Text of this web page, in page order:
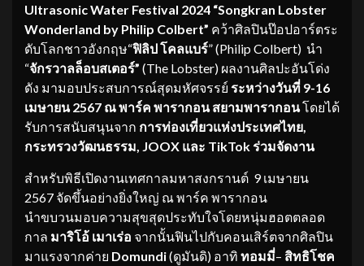
Ultrasonic Water Festival 2024 “Songkran Lobster
Wonderland by Philip Colbert” คว้าศิลปินป๊อปอาร์ตระ
ดับโลกชาวอังกฤษ“ฟิลิป โคลแบร์” (Philip Colbert) นำ
“จักรวาลล็อบสเตอร์” (The Lobster) ผลงานศิลปะอันโด่ง
ดัง มามอบประสบการณ์สุดมหัศจรรย์ ระหว่างวันที่ 9-16
เมษายน 2567 ณ พาร์ค พารากอน สยามพารากอนโดยได้
รับการสนับสนุนจาก การท่องเที่ยวแห่งประเทศไทย,
กระทรวงวัฒนธรรม , JOOX และ TikTok ร่วมจัดงาน
สำหรับพิธีเปิดงานเทศกาลมหาสงกรานต์ 9 เมษายน
2567 จัดขึ้นอย่างยิ่งใหญ่ ณ พาร์ค พารากอน
นำขบวนมอบความสุขสุดประทับใจโดยหนุ่มฮอตตลอด
กาล มาริโอ้ เมาเร่อ จากนั้นฟินไปกับคอนเสิร์ตจากศิลปิน
มาแรงจากค่าย Domundi(ดูมันดิ) อาทิ ทอมมี่– สิทธิโชค